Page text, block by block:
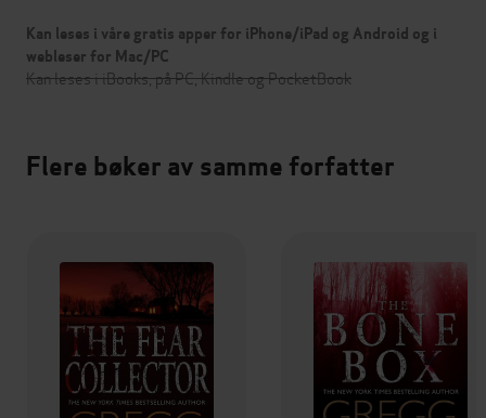
Kan leses i våre gratis apper for iPhone/iPad og Android og i
webleser for Mac/PC
Kan leses i iBooks, på PC, Kindle og PocketBook
Flere bøker av samme forfatter